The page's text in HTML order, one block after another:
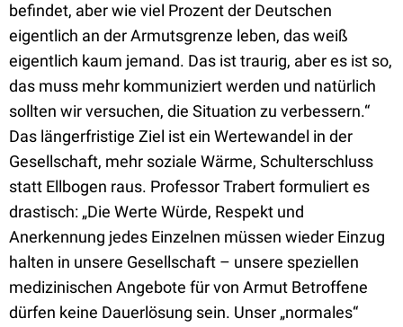
befindet, aber wie viel Prozent der Deutschen
eigentlich an der Armutsgrenze leben, das weiß
eigentlich kaum jemand. Das ist traurig, aber es ist so,
das muss mehr kommuniziert werden und natürlich
sollten wir versuchen, die Situation zu verbessern.“
Das längerfristige Ziel ist ein Wertewandel in der
Gesellschaft, mehr soziale Wärme, Schulterschluss
statt Ellbogen raus. Professor Trabert formuliert es
drastisch: „Die Werte Würde, Respekt und
Anerkennung jedes Einzelnen müssen wieder Einzug
halten in unsere Gesellschaft – unsere speziellen
medizinischen Angebote für von Armut Betroffene
dürfen keine Dauerlösung sein. Unser „normales“